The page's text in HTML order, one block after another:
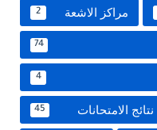
مراكز الاشعة 2
74
4
نتائج الامتحانات 45